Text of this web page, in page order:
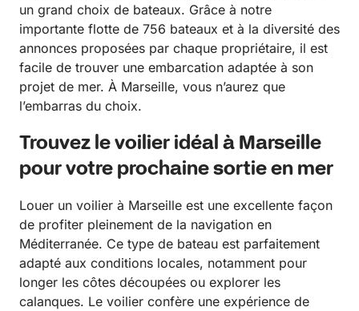
un grand choix de bateaux. Grâce à notre
importante flotte de 756 bateaux et à la diversité des
annonces proposées par chaque propriétaire, il est
facile de trouver une embarcation adaptée à son
projet de mer. À Marseille, vous n’aurez que
l’embarras du choix.
Trouvez le voilier idéal à Marseille
pour votre prochaine sortie en mer
Louer un voilier à Marseille est une excellente façon
de profiter pleinement de la navigation en
Méditerranée. Ce type de bateau est parfaitement
adapté aux conditions locales, notamment pour
longer les côtes découpées ou explorer les
calanques. Le voilier confère une expérience de